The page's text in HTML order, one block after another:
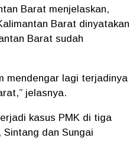
Barat menjelaskan,
Barat dinyatakan
Barat sudah
mendengar lagi terjadinya
jelasnya.
kasus PMK di tiga
Sintang dan Sungai